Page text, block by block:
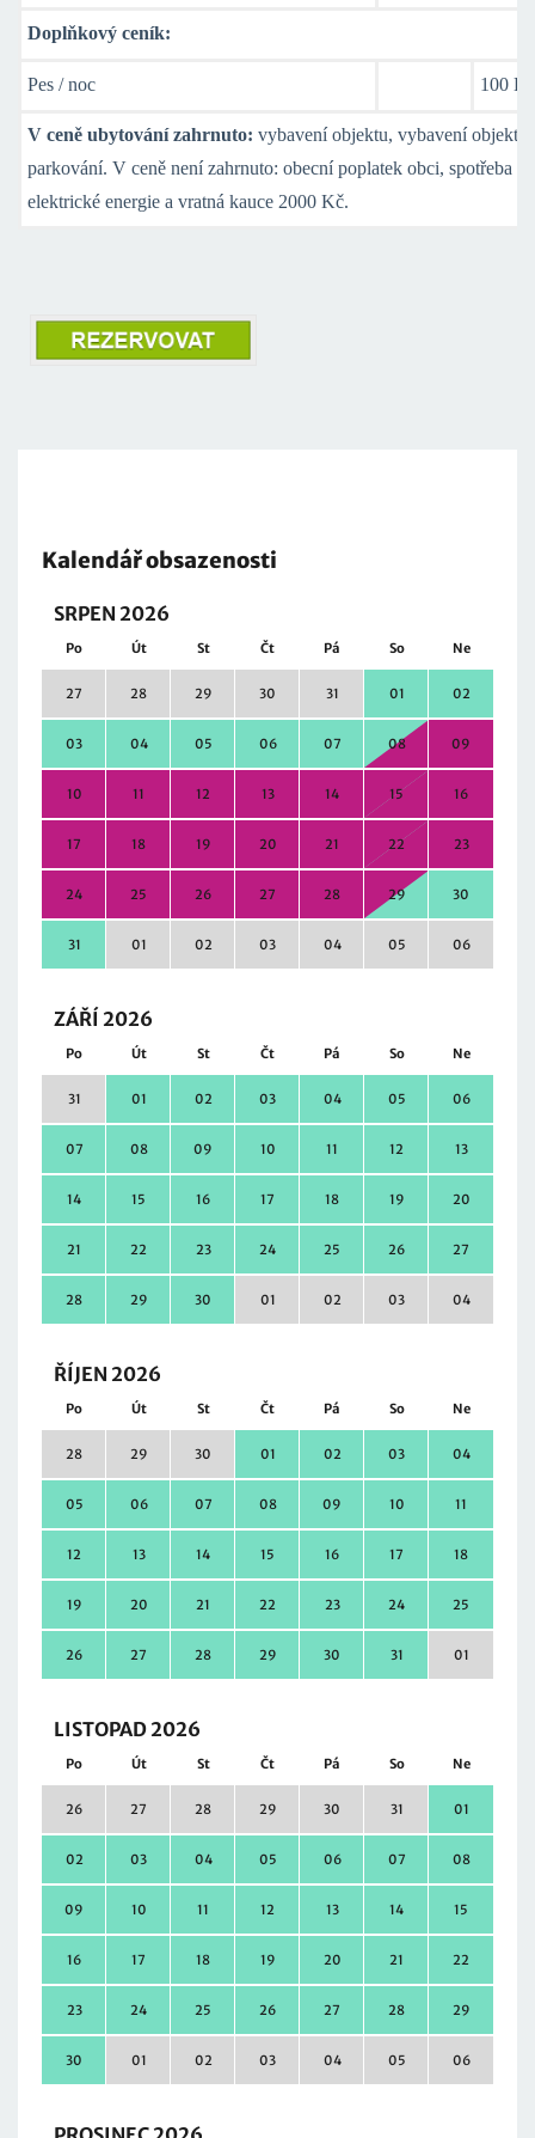
Doplňkový ceník:
Pes / noc 100 Kč
V ceně ubytování zahrnuto: vybavení objektu, vybavení objektu
parkování. V ceně není zahrnuto: obecní poplatek obci, spotřeba
elektrické energie a vratná kauce 2000 Kč.